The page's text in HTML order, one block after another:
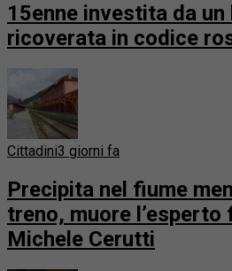
15enne investita da un
ricoverata in codice
Cittadini3 giorni fa
Precipita nel fiume
treno, muore
Michele Cerutti